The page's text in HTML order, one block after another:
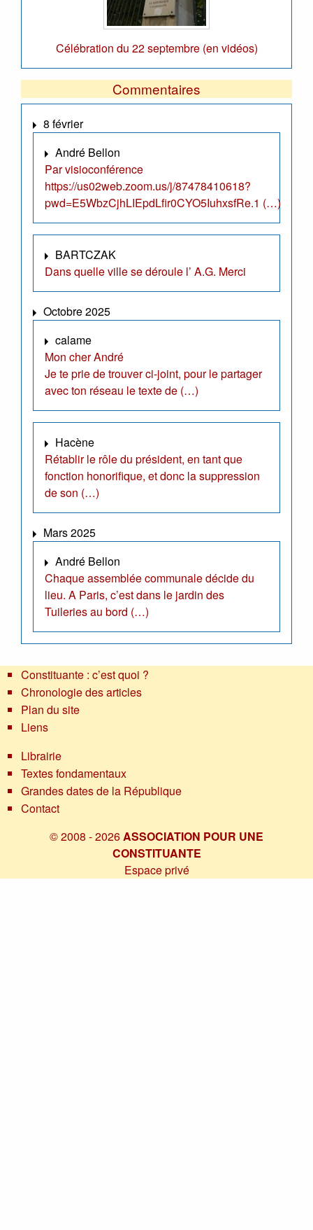
Célébration du 22 septembre (en vidéos)
Commentaires
8 février
André Bellon
Par visioconférence
https://us02web.zoom.us/j/87478410618?
pwd=E5WbzCjhLIEpdLfir0CYO5IuhxsfRe.1 (…)
BARTCZAK
Dans quelle ville se déroule l’ A.G. Merci
Octobre 2025
calame
Mon cher André
Je te prie de trouver ci-joint, pour le partager
avec ton réseau le texte de (…)
Hacène
Rétablir le rôle du président, en tant que
fonction honorifique, et donc la suppression
de son (…)
Mars 2025
André Bellon
Chaque assemblée communale décide du
lieu. A Paris, c’est dans le jardin des
Tuileries au bord (…)
Constituante : c’est quoi ?
Chronologie des articles
Plan du site
Liens
Librairie
Textes fondamentaux
Grandes dates de la République
Contact
© 2008 - 2026ASSOCIATION POUR UNE
CONSTITUANTE
Espace privé